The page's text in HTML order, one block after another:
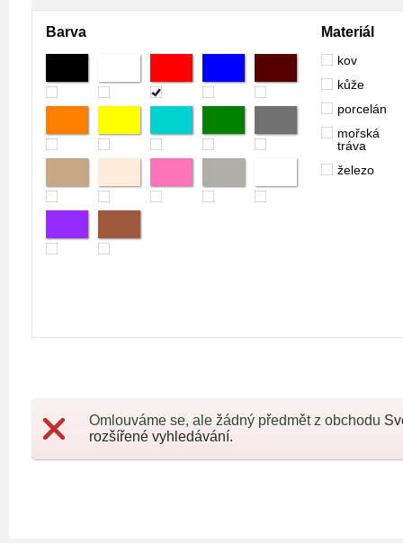
Barva Materiál
kov
kůže
porcelán
mořská
tráva
železo
Omlouváme se, ale žádný předmět z obchodu
rozšířené vyhledávání.